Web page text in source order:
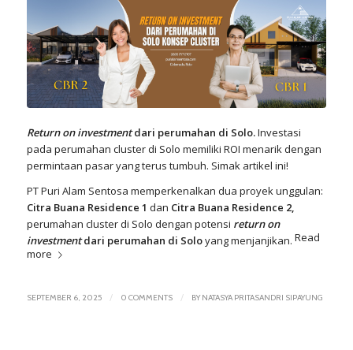
Return on investmentdari perumahan di Solo.Investasi
pada perumahan cluster di Solo memiliki ROI menarik dengan
permintaan pasar yang terus tumbuh. Simak artikel ini!
PT Puri Alam Sentosa memperkenalkan dua proyek unggulan:
Citra Buana Residence 1 dan Citra Buana Residence 2,
perumahan cluster di Solo dengan potensi return on
investmentdari perumahan di Soloyang menjanjikan. Read
more
SEPTEMBER 6, 2025 / 0 COMMENTS / BYNATASYA PRITASANDRI SIPAYUNG